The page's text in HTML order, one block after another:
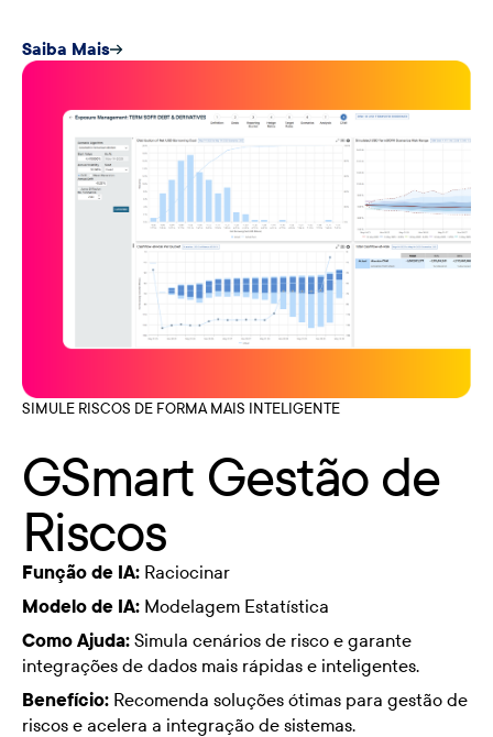
Saiba Mais
SIMULE RISCOS DE FORMA MAIS INTELIGENTE
GSmart Gestão de
Riscos
Função de IA:Raciocinar
Modelo de IA:Modelagem Estatística
Como Ajuda:Simula cenários de risco e garante
integrações de dados mais rápidas e inteligentes.
Benefício: Recomenda soluções ótimas para gestão de
riscos e acelera a integração de sistemas.